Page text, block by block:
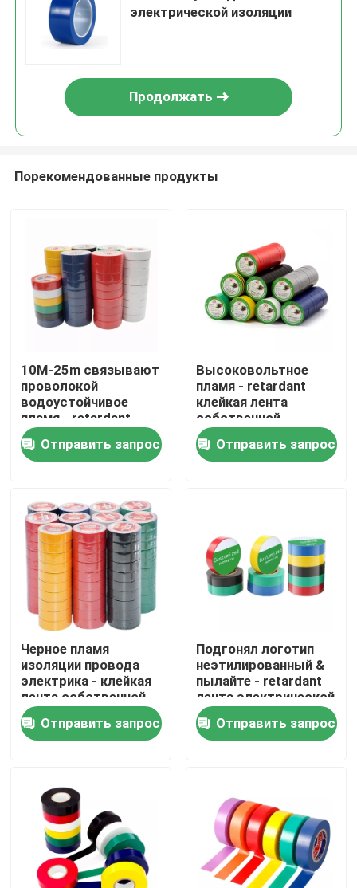
Дом
О нас
Путешествие фабрики
Проверка качества
Свяжитесь мы
Спросите цитату
Клейкая лента бумаги Kraft
Клейкая лента ЛЮБИМЦА
электрической изоляции
Продолжать
Порекомендованные продукты
10M-25m связывают
проволокой
водоустойчивое
пламя - retardant
ленту PVC PVC
электрическую
высоковольтную
Отправить запрос
Высоковольтное
пламя - retardant
клейкая лента
собственной
личности проводки
электрической
изоляции PVC
Отправить запрос
Черное пламя
изоляции провода
электрика - клейкая
лента собственной
личности retardant
пластиковой ленты
электрическая
Отправить запрос
Подгонял логотип
неэтилированный &
пылайте - retardant
лента электрической
изоляции PVC
Отправить запрос